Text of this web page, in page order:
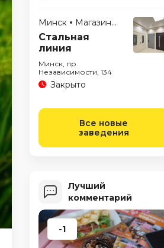
Минск Магазины
Стальная
линия
Минск, пр.
Независимости, 134
Закрыто
Все новые
заведения
Лучший
комментарий
-1